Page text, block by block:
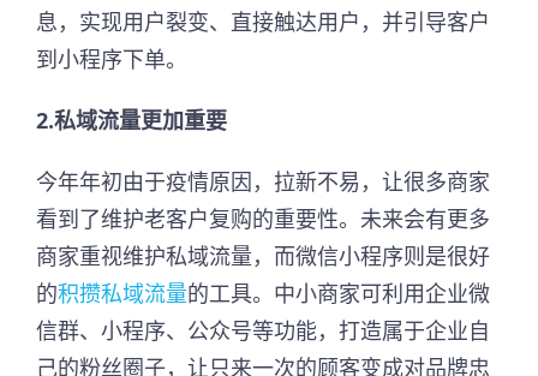
息，实现用户裂变、直接触达用户，并引导客户
到小程序下单。
2.私域流量更加重要
今年年初由于疫情原因，拉新不易，让很多商家
看到了维护老客户复购的重要性。未来会有更多
商家重视维护私域流量，而微信小程序则是很好
的积攒私域流量的工具。中小商家可利用企业微
信群、小程序、公众号等功能，打造属于企业自
己的粉丝圈子，让只来一次的顾客变成对品牌忠